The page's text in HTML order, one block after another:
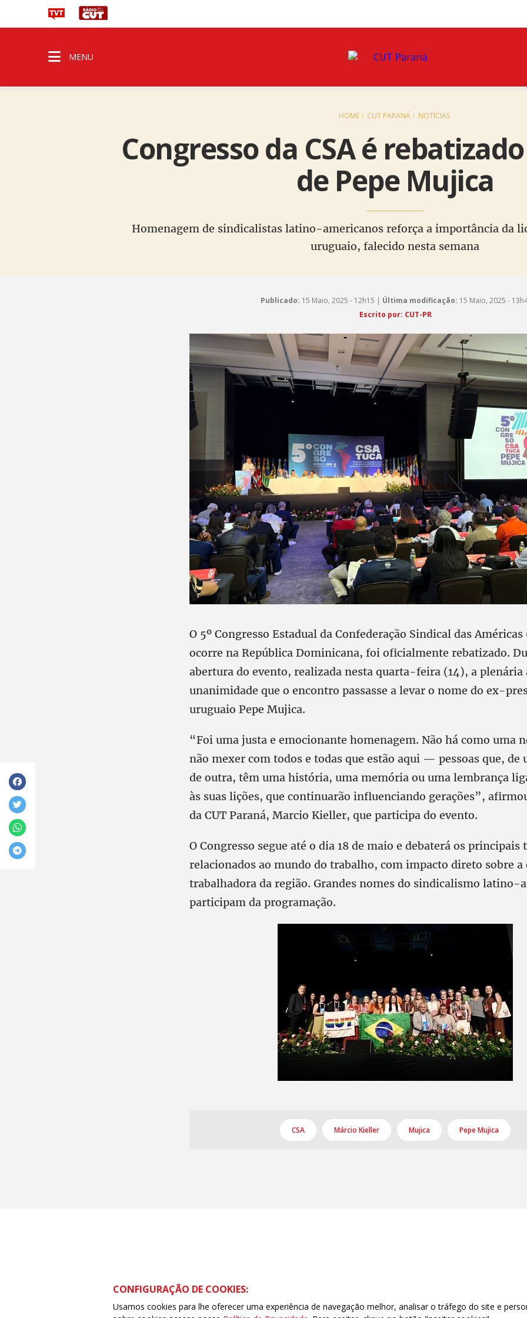
MENU
HOME CUT PARANÁ NOTÍCIAS
Congresso da CSA é
de Pepe Mujica
Homenagem de sindicalistas latino-americanos reforça a importância da
uruguaio, falecido nesta semana
Publicado: 15 Maio, 2025 - 12h15 | Última modificação: 15 Maio, 2025 -
Escrito por: CUT-PR
O 5º Congresso Estadual da Confederação Sindical das Américas
ocorre na República Dominicana, foi oficialmente rebatizado.
abertura do evento, realizada nesta quarta-feira (14), a plenária
unanimidade que o encontro passasse a levar o nome do ex-
uruguaio Pepe Mujica.
“Foi uma justa e emocionante homenagem. Não há como uma
não mexer com todos e todas que estão aqui — pessoas que, de
de outra, têm uma história, uma memória ou uma lembrança
às suas lições, que continuarão influenciando gerações”,
da CUT Paraná, Marcio Kieller, que participa do evento.
O Congresso segue até o dia 18 de maio e debaterá os principais
relacionados ao mundo do trabalho, com impacto direto sobre a
trabalhadora da região. Grandes nomes do sindicalismo latino-
participam da programação.
CSA Márcio Kieller Mujica Pepe Mujica
CONFIGURAÇÃO DE COOKIES:
Usamos cookies para lhe oferecer uma experiência de navegação melhor, analisar o tráfego do site e